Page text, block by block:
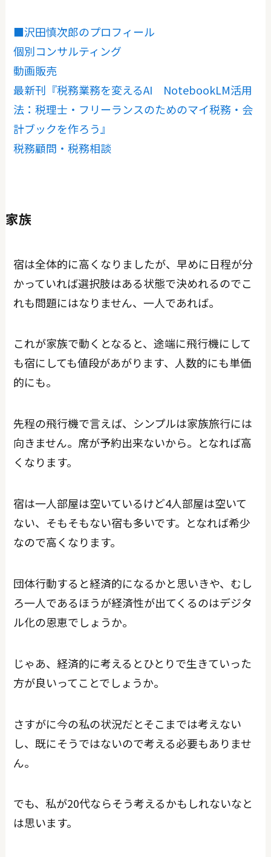
■沢田慎次郎のプロフィール
個別コンサルティング
動画販売
最新刊『税務業務を変えるAI NotebookLM活用
法：税理士・フリーランスのためのマイ税務・会
計ブックを作ろう』
税務顧問・税務相談
家族
宿は全体的に高くなりましたが、早めに日程が分
かっていれば選択肢はある状態で決めれるのでこ
れも問題にはなりません、一人であれば。
これが家族で動くとなると、途端に飛行機にして
も宿にしても値段があがります、人数的にも単価
的にも。
先程の飛行機で言えば、シンプルは家族旅行には
向きません。席が予約出来ないから。となれば高
くなります。
宿は一人部屋は空いているけど4人部屋は空いて
ない、そもそもない宿も多いです。となれば希少
なので高くなります。
団体行動すると経済的になるかと思いきや、むし
ろ一人であるほうが経済性が出てくるのはデジタ
ル化の恩恵でしょうか。
じゃあ、経済的に考えるとひとりで生きていった
方が良いってことでしょうか。
さすがに今の私の状況だとそこまでは考えない
し、既にそうではないので考える必要もありませ
ん。
でも、私が20代ならそう考えるかもしれないなと
は思います。